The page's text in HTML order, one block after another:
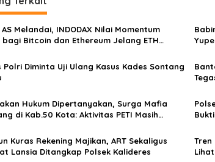
g
a
s
i
s
Melandai, INDODAX Nilai Momentum
bagi Bitcoin dan Ethereum Jelang ETH
Polri Diminta Uji Ulang Kasus Kades Sontang
Hukum Dipertanyakan, Surga Mafia
di Kab.50 Kota: Aktivitas PETI Masih
Kuras Rekening Majikan, ART Sekaligus
Lansia Ditangkap Polsek Kalideres
Tren